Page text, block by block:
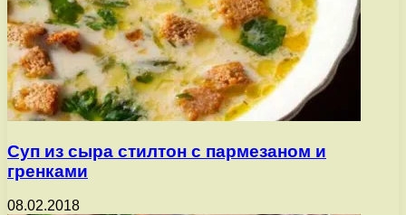
Суп из сыра стилтон с пармезаном и
гренками
08.02.2018